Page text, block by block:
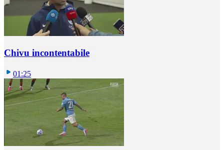
Chivu incontentabile
01:25